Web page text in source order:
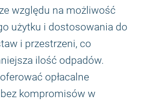
względu na możliwość
użytku i dostosowania do
i przestrzeni, co
ilość odpadów.
opłacalne
kompromisów w